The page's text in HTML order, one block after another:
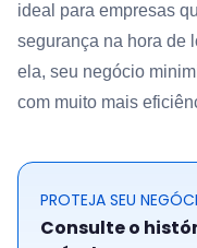
ideal para empresas
segurança na hora de
ela, seu negócio
com muito mais
PROTEJA SEU
Consulte o